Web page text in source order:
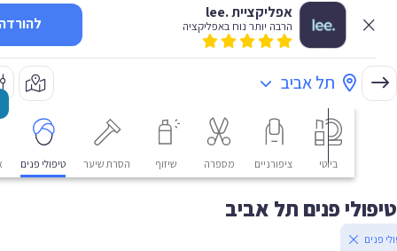
אפליקציית .lee
הרבה יותר נוח באפליקציה להורדה
תל אביב
ציפורניים מספרה שיזוף הסרת שיער טיפולי פנים
פנים תל אביב